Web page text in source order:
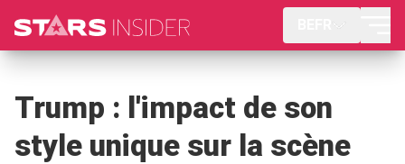
Trump : l'impact de son
style unique sur la scène